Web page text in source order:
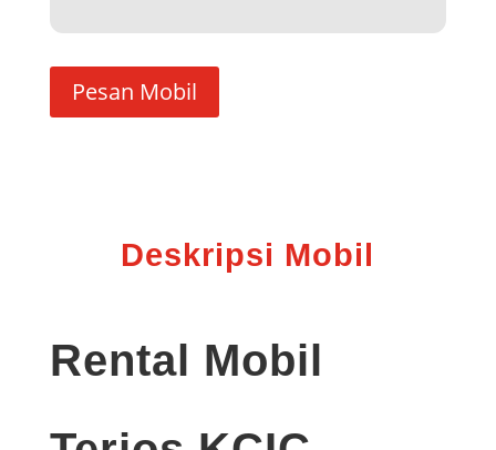
Pesan Mobil
Deskripsi Mobil
Rental Mobil